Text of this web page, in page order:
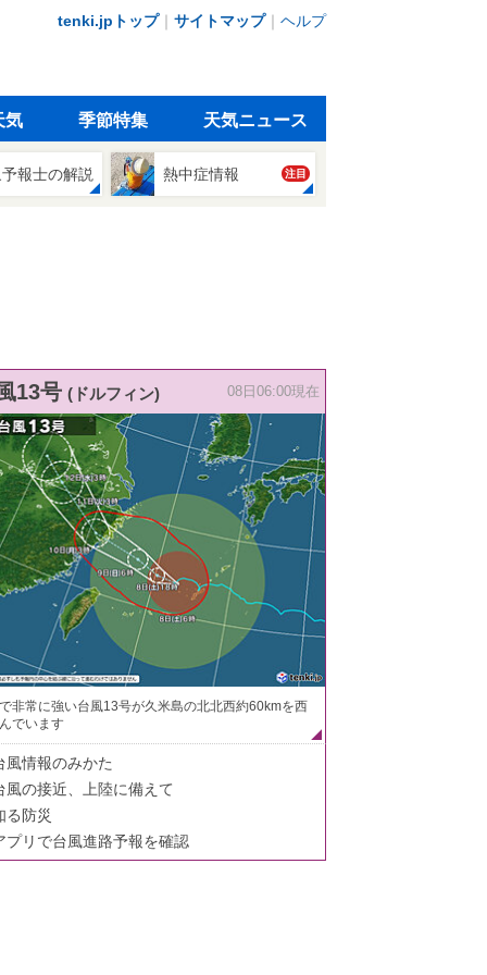
tenki.jpトップ｜ サイトマップ｜ ヘルプ
気 季節特集 天気ニュース
報士の解説 熱中症情報 注目
13号 (ドルフィン) 08日06:00現在
非常に強い台風13号が久米島の北北西約60kmを西
でいます
風情報のみかた
風の接近、上陸に備えて
る防災
プリで台風進路予報を確認